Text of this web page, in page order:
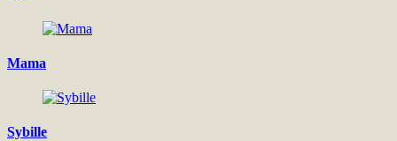
Mama
Sybille